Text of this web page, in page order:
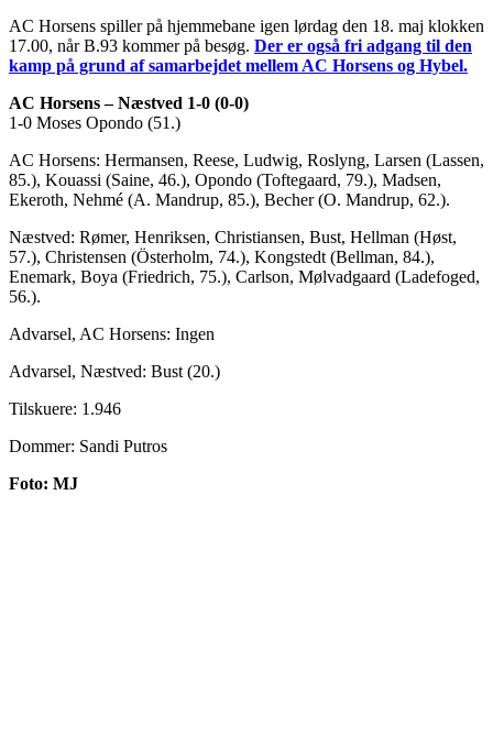
AC Horsens spiller på hjemmebane igen lørdag den 18. maj klokken
17.00, når B.93 kommer på besøg. Der er også fri adgang til den
kamp på grund af samarbejdet mellem AC Horsens og Hybel.
AC Horsens – Næstved 1-0 (0-0)
1-0 Moses Opondo (51.)
AC Horsens: Hermansen, Reese, Ludwig, Roslyng, Larsen (Lassen,
85.), Kouassi (Saine, 46.), Opondo (Toftegaard, 79.), Madsen,
Ekeroth, Nehmé (A. Mandrup, 85.), Becher (O. Mandrup, 62.).
Næstved: Rømer, Henriksen, Christiansen, Bust, Hellman (Høst,
57.), Christensen (Österholm, 74.), Kongstedt (Bellman, 84.),
Enemark, Boya (Friedrich, 75.), Carlson, Mølvadgaard (Ladefoged,
56.).
Advarsel, AC Horsens: Ingen
Advarsel, Næstved: Bust (20.)
Tilskuere: 1.946
Dommer: Sandi Putros
Foto: MJ